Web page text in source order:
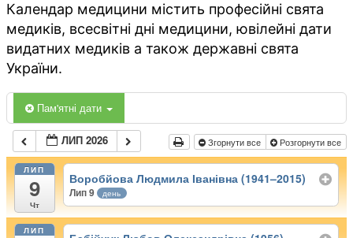
Календар медицини містить професійні свята
медиків, всесвітні дні медицини, ювілейні дати
видатних медиків а також державні свята
України.
Пам'ятні дати
ЛИП 2026 Згорнути все Розгорнути все
ЛИП
9
Чт
Воробйова Людмила Іванівна (1941–2015)
Лип 9 день
ЛИП